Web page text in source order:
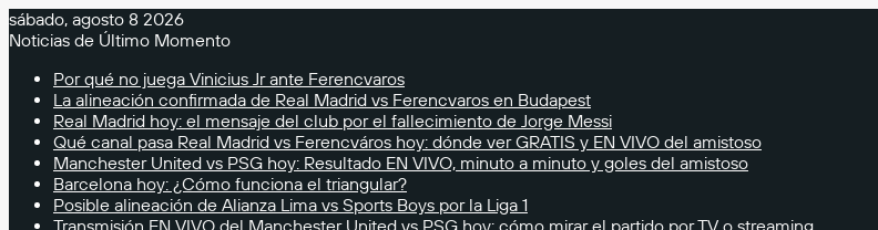
sábado, agosto 8 2026
Noticias de Último Momento
Por qué no juega Vinicius Jr ante Ferencvaros
La alineación confirmada de Real Madrid vs Ferencvaros en Budapest
Real Madrid hoy: el mensaje del club por el fallecimiento de Jorge Messi
Qué canal pasa Real Madrid vs Ferencváros hoy: dónde ver GRATIS y EN VIVO del amistoso
Manchester United vs PSG hoy: Resultado EN VIVO, minuto a minuto y goles del amistoso
Barcelona hoy: ¿Cómo funciona el triangular?
Posible alineación de Alianza Lima vs Sports Boys por la Liga 1